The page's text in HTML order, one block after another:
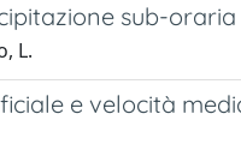
sub-
L.
e velocità